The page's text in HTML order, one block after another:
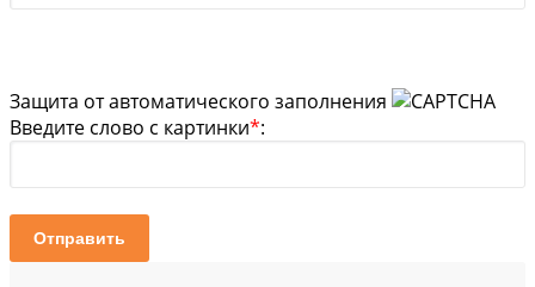
Защита от автоматического заполнения
Введите слово с картинки*:
Отправить